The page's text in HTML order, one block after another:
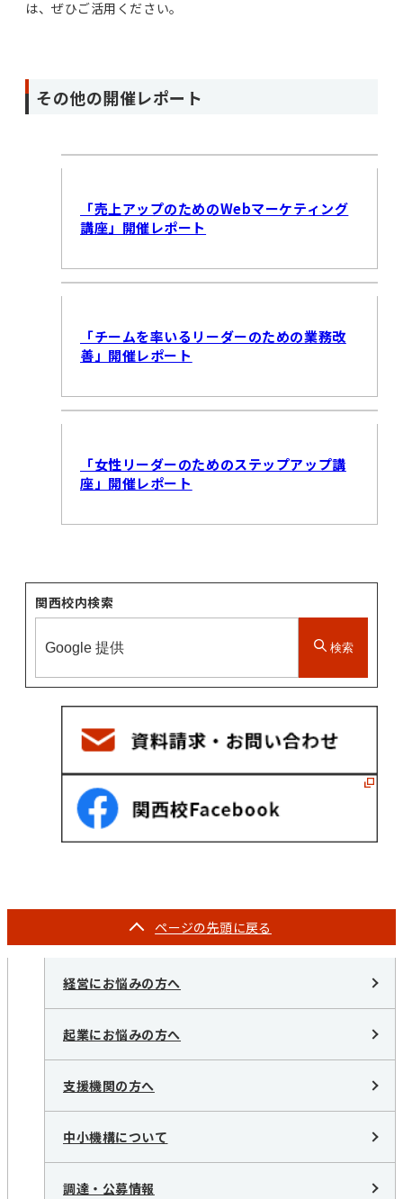
は、ぜひご活用ください。
その他の開催レポート
「売上アップのためのWebマーケティング
講座」開催レポート
「チームを率いるリーダーのための業務改
善」開催レポート
「女性リーダーのためのステップアップ講
座」開催レポート
関西校内検索
検索
ページの先頭に戻る
経営にお悩みの方へ
起業にお悩みの方へ
支援機関の方へ
中小機構について
調達・公募情報